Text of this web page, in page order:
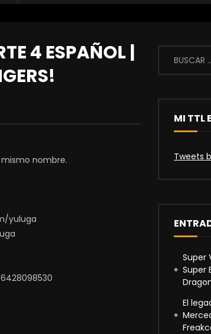
4 ESPAÑOL |
mismo nombre.
yuluga
MI TTL
Tweets
Super
Super
El